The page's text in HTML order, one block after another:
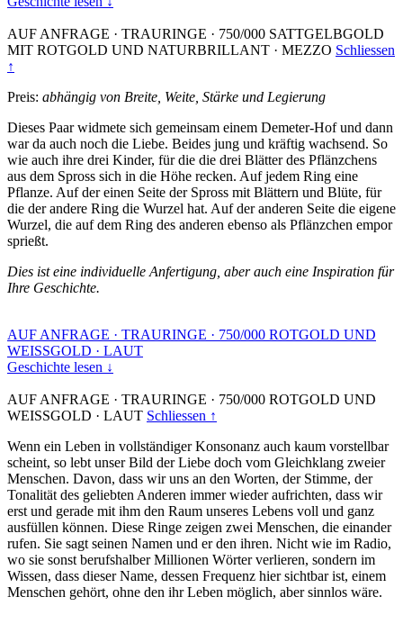
AUF ANFRAGE · TRAURINGE · 750/000 SATTGELBGOLD
MIT ROTGOLD UND NATURBRILLANT · MEZZO Schliessen
↑
Preis: abhängig von Breite, Weite, Stärke und Legierung
Dieses Paar widmete sich gemeinsam einem Demeter-Hof und dann
war da auch noch die Liebe. Beides jung und kräftig wachsend. So
wie auch ihre drei Kinder, für die die drei Blätter des Pflänzchens
aus dem Spross sich in die Höhe recken. Auf jedem Ring eine
Pflanze. Auf der einen Seite der Spross mit Blättern und Blüte, für
die der andere Ring die Wurzel hat. Auf der anderen Seite die eigene
Wurzel, die auf dem Ring des anderen ebenso als Pflänzchen empor
sprießt.
Dies ist eine individuelle Anfertigung, aber auch eine Inspiration für
Ihre Geschichte.
AUF ANFRAGE · TRAURINGE · 750/000 ROTGOLD UND
WEISSGOLD · LAUT
Geschichte lesen ↓
AUF ANFRAGE · TRAURINGE · 750/000 ROTGOLD UND
WEISSGOLD · LAUT Schliessen ↑
Wenn ein Leben in vollständiger Konsonanz auch kaum vorstellbar
scheint, so lebt unser Bild der Liebe doch vom Gleichklang zweier
Menschen. Davon, dass wir uns an den Worten, der Stimme, der
Tonalität des geliebten Anderen immer wieder aufrichten, dass wir
erst und gerade mit ihm den Raum unseres Lebens voll und ganz
ausfüllen können. Diese Ringe zeigen zwei Menschen, die einander
rufen. Sie sagt seinen Namen und er den ihren. Nicht wie im Radio,
wo sie sonst berufshalber Millionen Wörter verlieren, sondern im
Wissen, dass dieser Name, dessen Frequenz hier sichtbar ist, einem
Menschen gehört, ohne den ihr Leben möglich, aber sinnlos wäre.